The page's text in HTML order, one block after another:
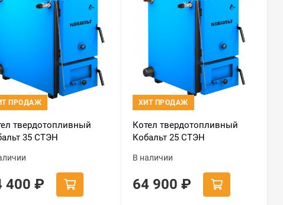
ПРОДАЖ
твердотопливный
35 СТЭН
400 ₽
ХИТ ПРОДАЖ
Котел твердотопливный
Кобальт 25 СТЭН
В наличии
64 900 ₽